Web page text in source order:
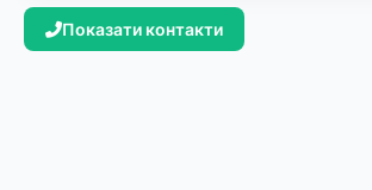
Показати контакти